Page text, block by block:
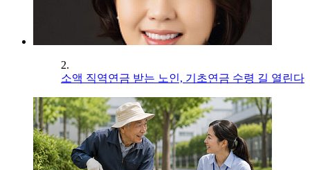
2.
소액 직역연금 받는 노인, 기초연금 수령 길 열린다